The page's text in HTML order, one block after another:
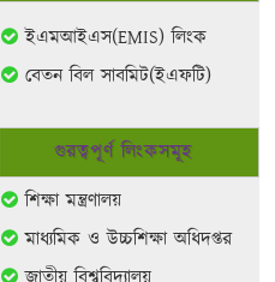
ইএমআইএস(EMIS) লিংক
বেতন বিল সাবমিট(ইএফটি)
গুরত্বপূর্ণ লিংকসমূহ
শিক্ষা মন্ত্রণালয়
মাধ্যমিক ও উচ্চশিক্ষা অধিদপ্তর